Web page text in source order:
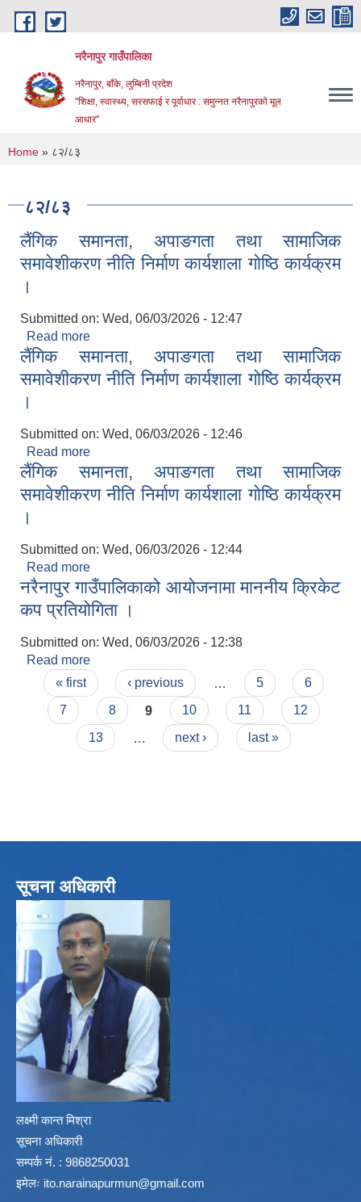
Skip to main content
नरैनापुर गाउँपालिका
नरैनापुर, बाँके, लुम्बिनी प्रदेश
"शिक्षा, स्वास्थ्य, सरसफाई र पूर्वाधार : समुन्नत नरैनापुरको मूल
आधार"
You are here
Home » ८२/८३
८२/८३
लैंगिक समानता, अपाङगता तथा सामाजिक
समावेशीकरण नीति निर्माण कार्यशाला गोष्ठि कार्यक्रम
।
Submitted on: Wed, 06/03/2026 - 12:47
Read more
समावेशीकरण नीति निर्माण कार्यशाला गोष्ठि कार्यक्रम ।
लैंगिक समानता, अपाङगता तथा सामाजिक
समावेशीकरण नीति निर्माण कार्यशाला गोष्ठि कार्यक्रम
।
Submitted on: Wed, 06/03/2026 - 12:46
Read more
समावेशीकरण नीति निर्माण कार्यशाला गोष्ठि कार्यक्रम ।
लैंगिक समानता, अपाङगता तथा सामाजिक
समावेशीकरण नीति निर्माण कार्यशाला गोष्ठि कार्यक्रम
।
Submitted on: Wed, 06/03/2026 - 12:44
Read more
समावेशीकरण नीति निर्माण कार्यशाला गोष्ठि कार्यक्रम ।
नरैनापुर गाउँपालिकाको आयोजनामा माननीय क्रिकेट
कप प्रतियोगिता ।
Submitted on: Wed, 06/03/2026 - 12:38
Read more
कप प्रतियोगिता ।
Pages
« first ‹ previous 5
6
7
8 9 10 11
12
13
next › last »
सूचना अधिकारी
लक्ष्मी कान्त मिश्रा
सूचना अधिकारी
सम्पर्क नं. : 9868250031
इमेलः ito.narainapurmun@gmail.com